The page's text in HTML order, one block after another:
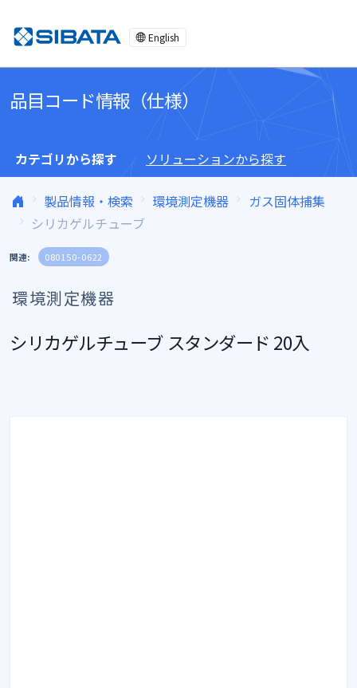
English
品目コード情報（仕様）
カテゴリから探す ソリューションから探す
製品情報・検索 環境測定機器
ガス固体捕集
シリカゲルチューブ
関連: 080150-0622
環境測定機器
シリカゲルチューブ スタンダード 20入